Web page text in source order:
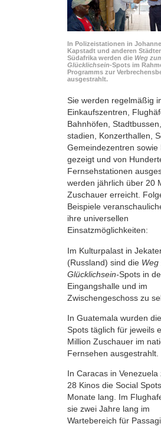
In Polizeistationen in
Kapstadt und anderen
Südafrika werden die Weg
Glücklichsein-Spots im
Programms zur
ausgestrahlt.
Sie werden regelmäßig
Einkaufszentren,
Bahnhöfen,
stadien, Konzerthallen,
Gemeindezentren sowie
gezeigt und von
Fernsehstationen
werden jährlich über 20
Zuschauer erreicht.
Beispiele
ihre universellen
Einsatzmöglichkeiten:
Im Kulturpalast in
(Russland) sind die Weg
Glücklichsein-Spots in
Eingangshalle und im
Zwischengeschoss zu
In Guatemala wurden
Spots täglich für jeweils
Million Zuschauer im
Fernsehen ausgestrahlt.
In Caracas in Venezuela
28 Kinos die Social
Monate lang. Im
sie zwei Jahre lang im
Wartebereich für